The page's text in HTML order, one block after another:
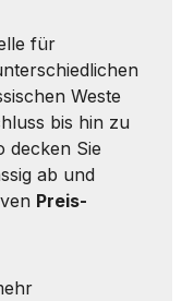
für
Weste
bis hin zu
decken Sie
ab und
Preis-